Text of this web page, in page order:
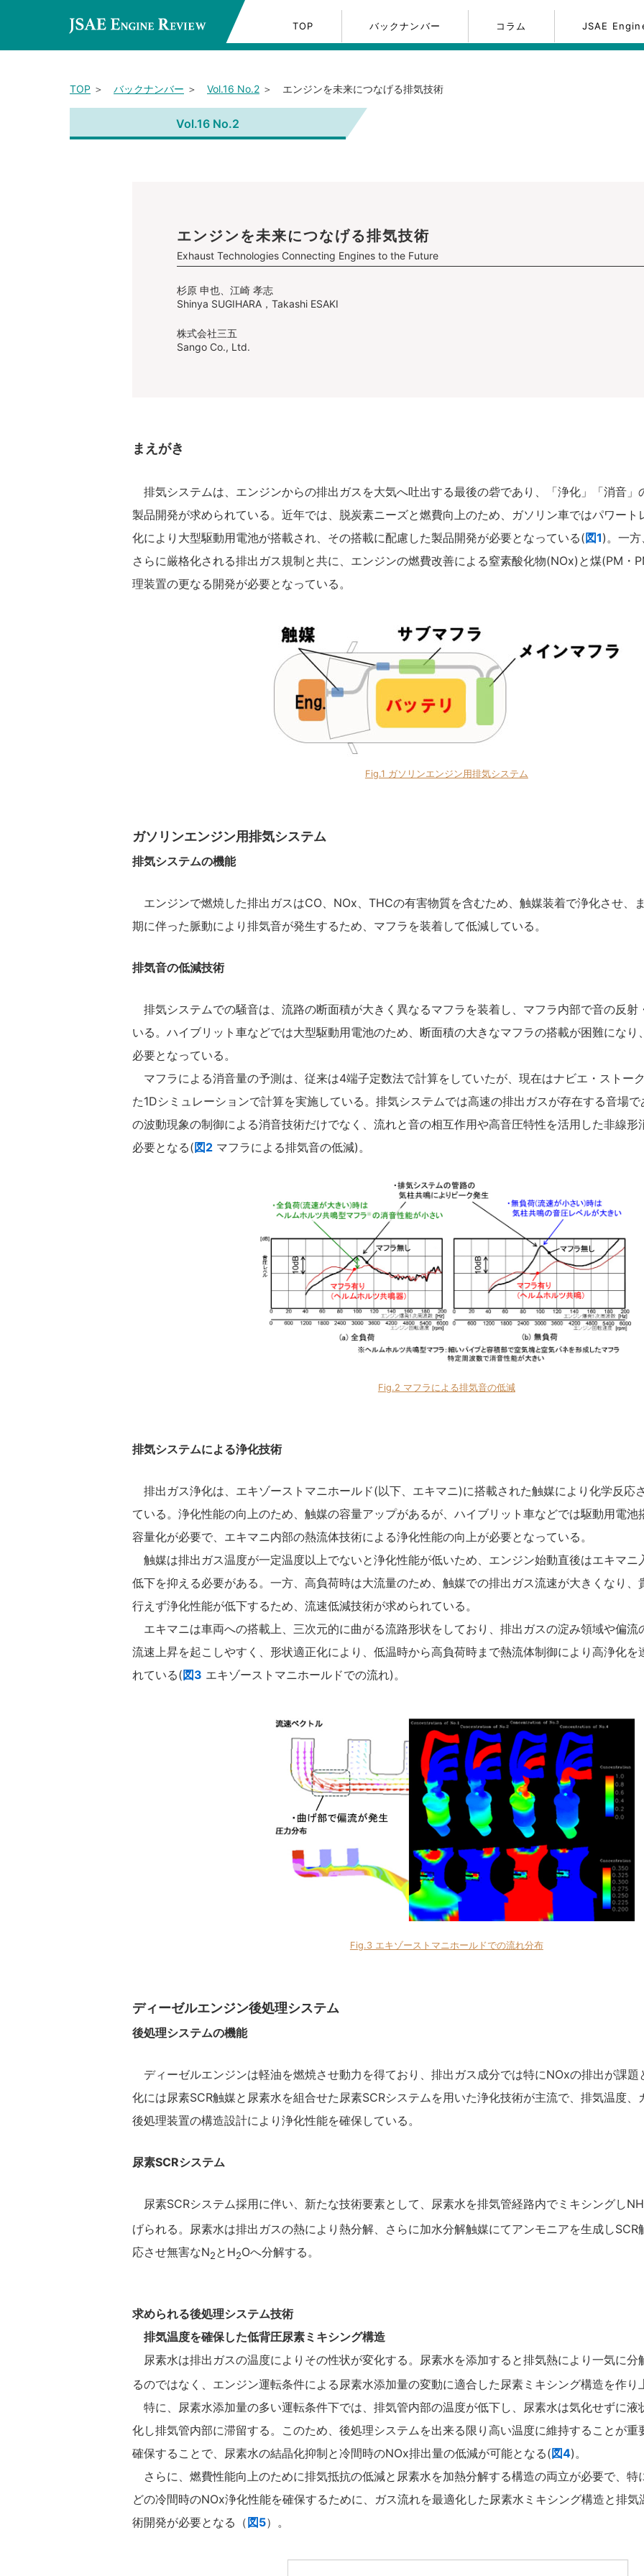
TOP バックナンバー コラム JSAE
TOP ＞ バックナンバー ＞ Vol.16 No.2 ＞ エンジンを未来につなげる排気技術
Vol.16 No.2
エンジンを未来につなげる排気技術
Exhaust Technologies Connecting Engines to the Future
杉原 申也、江崎 孝志
Shinya SUGIHARA，Takashi ESAKI
株式会社三五
Sango Co., Ltd.
まえがき
排気システムは、エンジンからの排出ガスを大気へ吐出する最後の砦であり、「浄化」「消音」
製品開発が求められている。近年では、脱炭素ニーズと燃費向上のため、ガソリン車ではパワート
化により大型駆動用電池が搭載され、その搭載に配慮した製品開発が必要となっている( 図1)。一方
さらに厳格化される排出ガス規制と共に、エンジンの燃費改善による窒素酸化物(NOx)と煤(PM・
理装置の更なる開発が必要となっている。
Fig.1 ガソリンエンジン用排気システム
ガソリンエンジン用排気システム
排気システムの機能
エンジンで燃焼した排出ガスはCO、NOx、THCの有害物質を含むため、触媒装着で浄化させ、
期に伴った脈動により排気音が発生するため、マフラを装着して低減している。
排気音の低減技術
排気システムでの騒音は、流路の断面積が大きく異なるマフラを装着し、マフラ内部で音の反射
いる。ハイブリット車などでは大型駆動用電池のため、断面積の大きなマフラの搭載が困難になり
必要となっている。
マフラによる消音量の予測は、従来は4端子定数法で計算をしていたが、現在はナビエ・ストー
た1Dシミュレーションで計算を実施している。排気システムでは高速の排出ガスが存在する音場
の波動現象の制御による消音技術だけでなく、流れと音の相互作用や高音圧特性を活用した非線形
必要となる( 図2 マフラによる排気音の低減)。
Fig.2 マフラによる排気音の低減
排気システムによる浄化技術
排出ガス浄化は、エキゾーストマニホールド(以下、エキマニ)に搭載された触媒により化学反応
ている。浄化性能の向上のため、触媒の容量アップがあるが、ハイブリット車などでは駆動用電池
容量化が必要で、エキマニ内部の熱流体技術による浄化性能の向上が必要となっている。
触媒は排出ガス温度が一定温度以上でないと浄化性能が低いため、エンジン始動直後はエキマニ
低下を抑える必要がある。一方、高負荷時は大流量のため、触媒での排出ガス流速が大きくなり、
行えず浄化性能が低下するため、流速低減技術が求められている。
エキマニは車両への搭載上、三次元的に曲がる流路形状をしており、排出ガスの淀み領域や偏流
流速上昇を起こしやすく、形状適正化により、低温時から高負荷時まで熱流体制御により高浄化を
れている( 図3 エキゾーストマニホールドでの流れ)。
Fig.3 エキゾーストマニホールドでの流れ分布
ディーゼルエンジン後処理システム
後処理システムの機能
ディーゼルエンジンは軽油を燃焼させ動力を得ており、排出ガス成分では特にNOxの排出が課題
化には尿素SCR触媒と尿素水を組合せた尿素SCRシステムを用いた浄化技術が主流で、排気温度、
後処理装置の構造設計により浄化性能を確保している。
尿素SCRシステム
尿素SCRシステム採用に伴い、新たな技術要素として、尿素水を排気管経路内でミキシングしNH
げられる。尿素水は排出ガスの熱により熱分解、さらに加水分解触媒にてアンモニアを生成しSCR
応させ無害なN2とH2Oへ分解する。
求められる後処理システム技術
排気温度を確保した低背圧尿素ミキシング構造
尿素水は排出ガスの温度によりその性状が変化する。尿素水を添加すると排気熱により一気に分
るのではなく、エンジン運転条件による尿素水添加量の変動に適合した尿素ミキシング構造を作り
特に、尿素水添加量の多い運転条件下では、排気管内部の温度が低下し、尿素水は気化せずに液
化し排気管内部に滞留する。このため、後処理システムを出来る限り高い温度に維持することが重
確保することで、尿素水の結晶化抑制と冷間時のNOx排出量の低減が可能となる( 図4)。
さらに、燃費性能向上のために排気抵抗の低減と尿素水を加熱分解する構造の両立が必要で、特
どの冷間時のNOx浄化性能を確保するために、ガス流れを最適化した尿素水ミキシング構造と排
術開発が必要となる（ 図5）。